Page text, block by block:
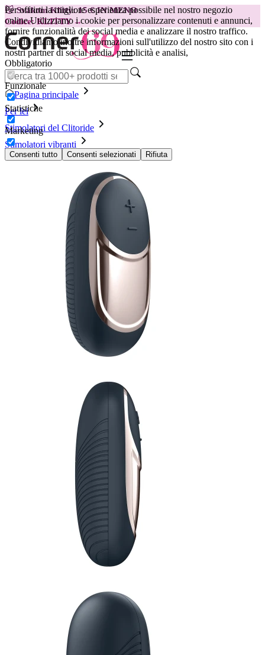
Per offrirti la migliore esperienza possibile nel nostro negozio
online.Utilizziamo i cookie per personalizzare contenuti e annunci,
fornire funzionalità dei social media e analizzare il nostro traffico.
Condividiamo inoltre informazioni sull'utilizzo del nostro sito con i
nostri partner di social media, pubblicità e analisi,
Obbligatorio
Funzionale
Statistiche
Marketing
Consenti tutto Consenti selezionati Rifiuta
😽Svakom Klitty: 15 € IN MENO
Codice: KLITTY →
Pagina principale
Per lei
Stimolatori del Clitoride
Stimolatori vibranti
Satisfyer Layons - Dark Desire